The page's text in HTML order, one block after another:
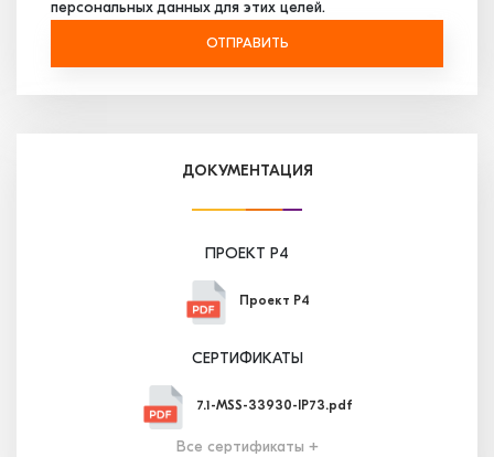
персональных данных для этих целей.
ОТПРАВИТЬ
ДОКУМЕНТАЦИЯ
ПРОЕКТ P4
Проект P4
СЕРТИФИКАТЫ
7.1-MSS-33930-IP73.pdf
Все сертификаты +